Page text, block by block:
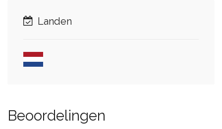
Landen
Beoordelingen